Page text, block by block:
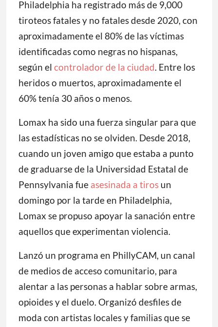
Philadelphia ha registrado más de 9,000
tiroteos fatales y no fatales desde 2020, con
aproximadamente el 80% de las víctimas
identificadas como negras no hispanas,
según el controlador de la ciudad. Entre los
heridos o muertos, aproximadamente el
60% tenía 30 años o menos.
Lomax ha sido una fuerza singular para que
las estadísticas no se olviden. Desde 2018,
cuando un joven amigo que estaba a punto
de graduarse de la Universidad Estatal de
Pennsylvania fue asesinada a tirosun
domingo por la tarde en Philadelphia,
Lomax se propuso apoyar la sanación entre
aquellos que experimentan violencia.
Lanzó un programa en PhillyCAM, un canal
de medios de acceso comunitario, para
alentar a las personas a hablar sobre armas,
opioides y el duelo. Organizó desfiles de
moda con artistas locales y familias que se